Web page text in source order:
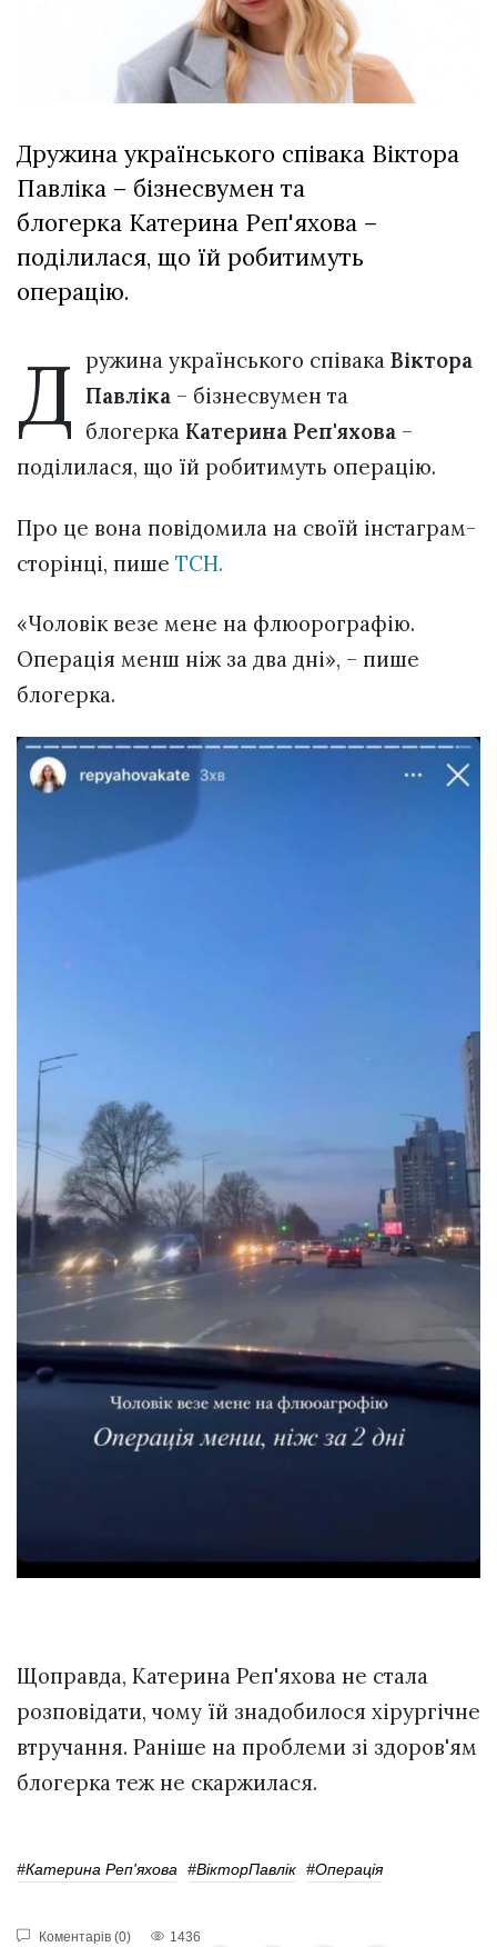
залишив у
Луцьку
три...
27 Липня 2026
715 переглядів
Всі розділи
Персона
Лайф
Афіша
ZONE 18+
Політика конфіденційності
Дружина українського співака Віктора
Павліка – бізнесвумен та
блогерка Катерина Реп'яхова –
поділилася, що їй робитимуть
операцію.
Д ружина українського співакаВіктора
Павліка – бізнесвумен та
блогерка Катерина Реп'яхова –
поділилася, що їй робитимуть операцію.
Про це вона повідомила на своїй інстаграм-
сторінці, пише ТСН.
«Чоловік везе мене на флюорографію.
Операція менш ніж за два дні», – пише
блогерка.
Щоправда, Катерина Реп'яхова не стала
розповідати, чому їй знадобилося хірургічне
втручання. Раніше на проблеми зі здоров'ям
блогерка теж не скаржилася.
#Катерина Реп'яхова #ВікторПавлік #Операція
Коментарів (0) 1436